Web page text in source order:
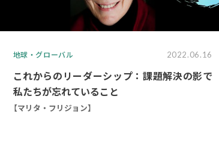
地球・グローバル 2022.06.16
これからのリーダーシップ：課題解決の影で
私たちが忘れていること
【マリタ・フリジョン】